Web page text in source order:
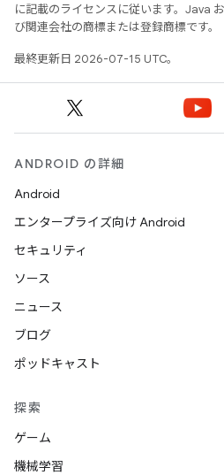
に記載のライセンスに従います。Java
び関連会社の商標または登録商標です。
最終更新日 2026-07-15 UTC。
ANDROID の詳細
Android
エンタープライズ向け Android
セキュリティ
ソース
ニュース
ブログ
ポッドキャスト
探索
ゲーム
機械学習